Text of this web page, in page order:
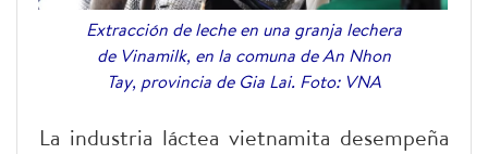
Extracción de leche en una granja lechera
de Vinamilk, en la comuna de An Nhon
Tay, provincia de Gia Lai. Foto: VNA
La industria láctea vietnamita desempeña